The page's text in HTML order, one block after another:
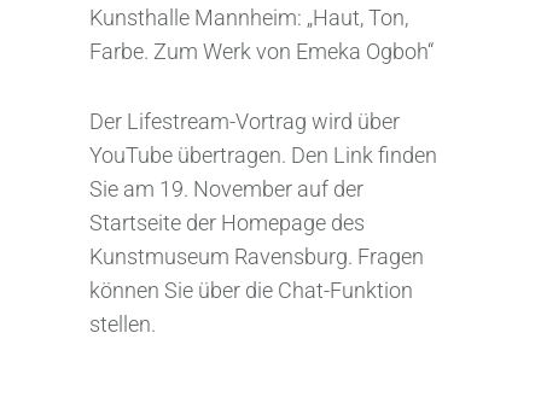
Kunsthalle Mannheim: „Haut, Ton,
Farbe. Zum Werk von Emeka Ogboh“
Der Lifestream-Vortrag wird über
YouTube übertragen. Den Link finden
Sie am 19. November auf der
Startseite der Homepage des
Kunstmuseum Ravensburg. Fragen
können Sie über die Chat-Funktion
stellen.